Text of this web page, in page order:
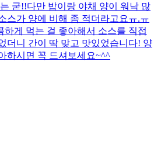
굳!! ​다만 밥이랑 야채 양이 워낙 많
스가 양에 비해 좀 적더라고요ㅠ.ㅠ
하게 먹는 걸 좋아해서 소스를 직접
더니 간이 딱 맞고 맛있었습니다! 양
하시면 꼭 드셔보세요~^^